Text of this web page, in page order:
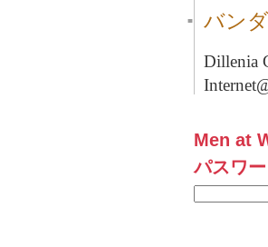
■ バン
Dillenia
Men at
パスワ